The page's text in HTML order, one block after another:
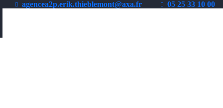
agencea2p.erik.thieblemont@axa.fr 05 25 33 10 00